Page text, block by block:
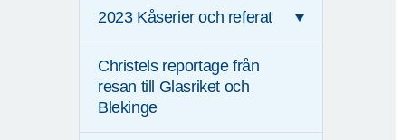
2023 Kåserier och referat
Christels reportage från
resan till Glasriket och
Blekinge